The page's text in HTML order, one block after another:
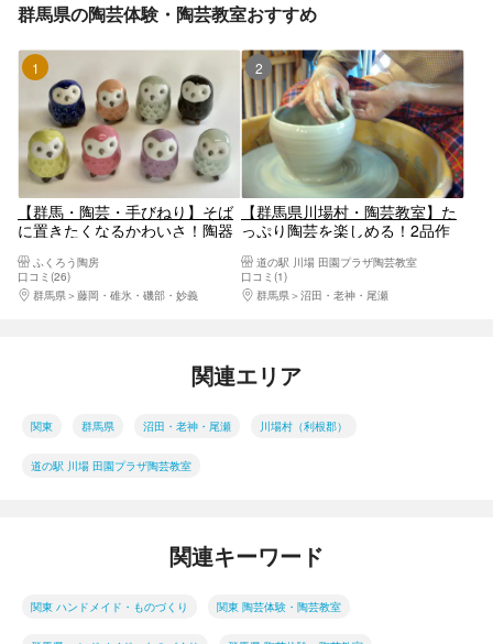
群馬県の陶芸体験・陶芸教室おすすめ
【群馬・陶芸・手びねり】そば
に置きたくなるかわいさ！陶器
ふくろう陶房
口コミ(26)
群馬県
藤岡・碓氷・磯部・妙義
2位
【群馬県川場村・陶芸教室】た
っぷり陶芸を楽しめる！2品作
道の駅 川場 田園プラザ陶芸教室
口コミ(1)
群馬県
沼田・老神・尾瀬
関連エリア
関東 群馬県 沼田・老神・尾瀬 川場村（利根郡）
道の駅 川場 田園プラザ陶芸教室
関連キーワード
関東 ハンドメイド・ものづくり 関東 陶芸体験・陶芸教室